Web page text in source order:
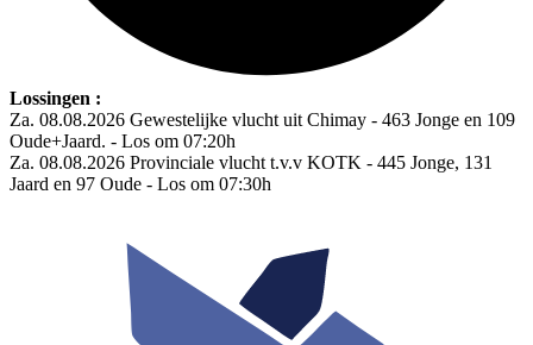
Lossingen :
Za. 08.08.2026 Gewestelijke vlucht uit Chimay - 463 Jonge en 109
Oude+Jaard. - Los om 07:20h
Za. 08.08.2026 Provinciale vlucht t.v.v KOTK - 445 Jonge, 131
Jaard en 97 Oude - Los om 07:30h